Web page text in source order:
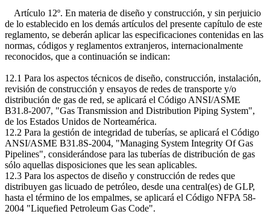
Artículo 12º. En materia de diseño y construcción, y sin perjuicio
de lo establecido en los demás artículos del presente capítulo de este
reglamento, se deberán aplicar las especificaciones contenidas en las
normas, códigos y reglamentos extranjeros, internacionalmente
reconocidos, que a continuación se indican:
12.1 Para los aspectos técnicos de diseño, construcción, instalación,
revisión de construcción y ensayos de redes de transporte y/o
distribución de gas de red, se aplicará el Código ANSI/ASME
B31.8-2007, "Gas Transmission and Distribution Piping System",
de los Estados Unidos de Norteamérica.
12.2 Para la gestión de integridad de tuberías, se aplicará el Código
ANSI/ASME B31.8S-2004, "Managing System Integrity Of Gas
Pipelines", considerándose para las tuberías de distribución de gas
sólo aquellas disposiciones que les sean aplicables.
12.3 Para los aspectos de diseño y construcción de redes que
distribuyen gas licuado de petróleo, desde una central(es) de GLP,
hasta el término de los empalmes, se aplicará el Código NFPA 58-
2004 "Liquefied Petroleum Gas Code".